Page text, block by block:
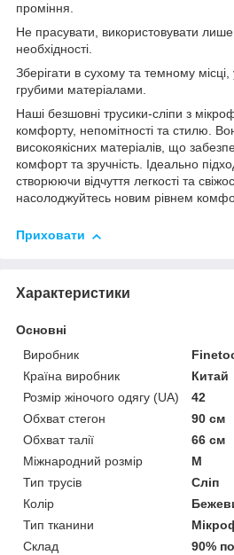
проміння.
Не прасувати, використовувати
необхідності.
Зберігати в сухому та темному місці,
грубими матеріалами.
Наші безшовні трусики-сліпи з
комфорту, непомітності та стилю.
високоякісних матеріалів, що
комфорт та зручність. Ідеально
створюючи відчуття легкості та
насолоджуйтесь новим рівнем
Приховати
Характеристики
Основні
Виробник
Країна виробник
Китай
Розмір жіночого одягу (UA)
42
Обхват стегон
90 см
Обхват талії
66 см
Міжнародний розмір
M
Тип трусів
Сліп
Колір
Тип тканини
Склад
90%